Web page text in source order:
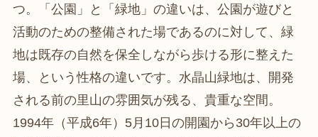
つ。「公園」と「緑地」の違いは、公園が遊びと
活動のための整備された場であるのに対して、緑
地は既存の自然を保全しながら歩ける形に整えた
場、という性格の違いです。水晶山緑地は、開発
される前の里山の雰囲気が残る、貴重な空間。
1994年（平成6年）5月10日の開園から30年以上の